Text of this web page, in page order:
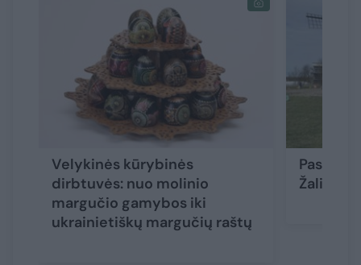
Velykinės kūrybinės
dirbtuvės: nuo molinio
margučio gamybos iki
ukrainietiškų margučių raštų
Žaliūkių